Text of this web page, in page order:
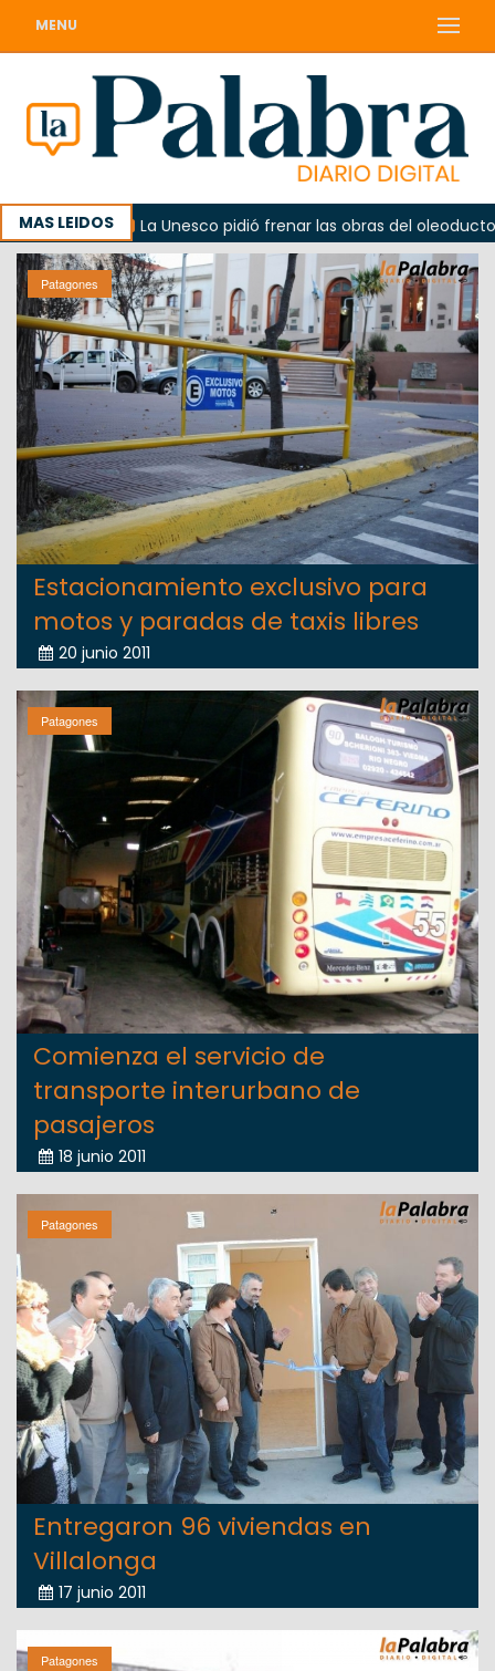
MENU
MAS LEIDOSLa Unesco pidió frenar las obras del oleoducto en
Patagones
Estacionamiento exclusivo para
motos y paradas de taxis libres
20 junio 2011
Patagones
Comienza el servicio de
transporte interurbano de
pasajeros
18 junio 2011
Patagones
Entregaron 96 viviendas en
Villalonga
17 junio 2011
Patagones